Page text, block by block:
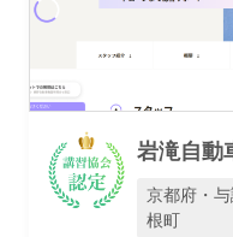
岩滝自動
京都府・
根町